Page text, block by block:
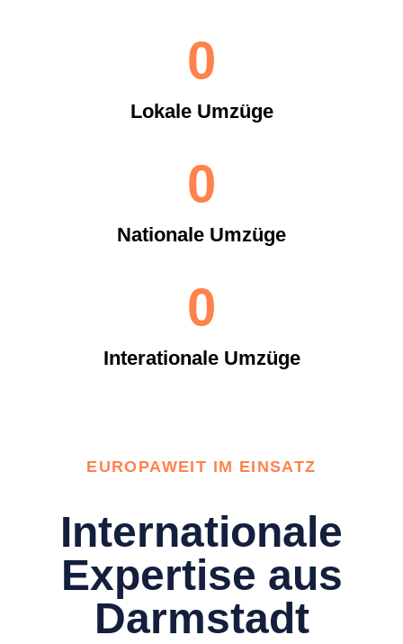
Lokale Umzüge
0
Nationale Umzüge
0
Interationale Umzüge
0
EUROPAWEIT IM EINSATZ
Internationale
Expertise aus
Darmstadt